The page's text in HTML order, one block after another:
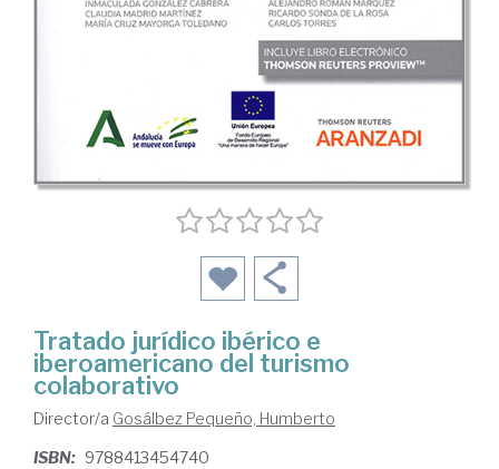
Tratado jurídico ibérico e
iberoamericano del turismo
colaborativo
Director/a Gosálbez Pequeño, Humberto
ISBN: 9788413454740